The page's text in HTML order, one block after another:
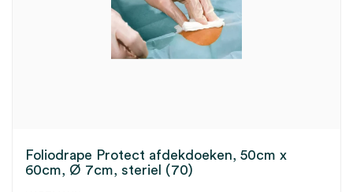
Foliodrape Protect afdekdoeken, 50cm x
60cm, Ø 7cm, steriel (70)